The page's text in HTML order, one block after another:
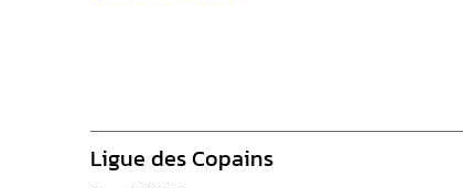
1
3
Ligue des Copains